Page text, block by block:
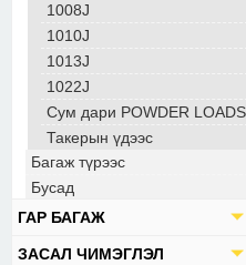
1008J
1010J
1013J
1022J
Сум дари POWDER LOADS
Такерын үдээс
Багаж түрээс
Бусад
ГАР БАГАЖ
ЗАСАЛ ЧИМЭГЛЭЛ